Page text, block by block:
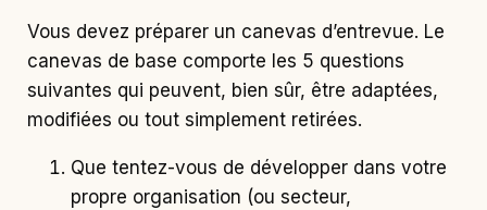
Vous devez préparer un canevas d’entrevue. Le
canevas de base comporte les 5 questions
suivantes qui peuvent, bien sûr, être adaptées,
modifiées ou tout simplement retirées.
Que tentez-vous de développer dans votre
propre organisation (ou secteur,